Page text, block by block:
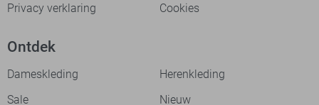
Privacy verklaring
Cookies
Ontdek
Dameskleding
Herenkleding
Sale
Nieuw